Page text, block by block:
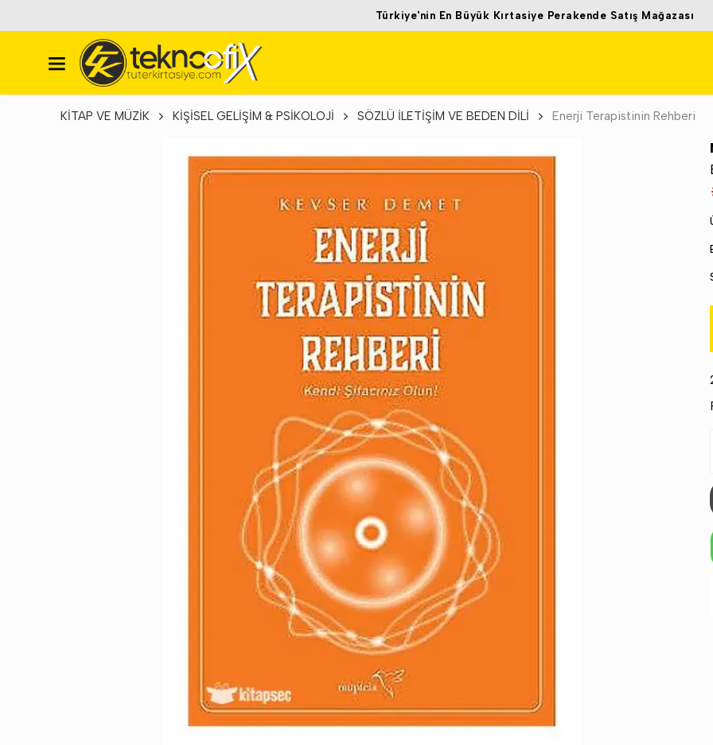
Türkiye'nin En Büyük Kırtasiye Perakende Satış Mağazası
KİTAP VE MÜZİK KİŞİSEL GELİŞİM & PSİKOLOJİ SÖZLÜ İLETİŞİM VE BEDEN DİLİ Enerji Terapistinin Rehberi